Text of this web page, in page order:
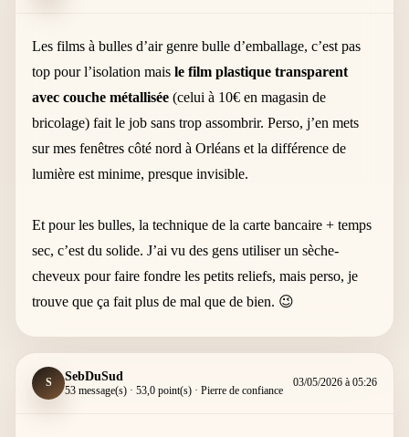
Les films à bulles d’air genre bulle d’emballage, c’est pas
top pour l’isolation maisle film plastique transparent
avec couche métallisée (celui à 10€ en magasin de
bricolage) fait le job sans trop assombrir. Perso, j’en mets
sur mes fenêtres côté nord à Orléans et la différence de
lumière est minime, presque invisible.
Et pour les bulles, la technique de la carte bancaire + temps
sec, c’est du solide. J’ai vu des gens utiliser un sèche-
cheveux pour faire fondre les petits reliefs, mais perso, je
trouve que ça fait plus de mal que de bien. 😉
S SebDuSud
53 message(s) · 53,0 point(s) · Pierre de confiance
03/05/2026 à 05:26